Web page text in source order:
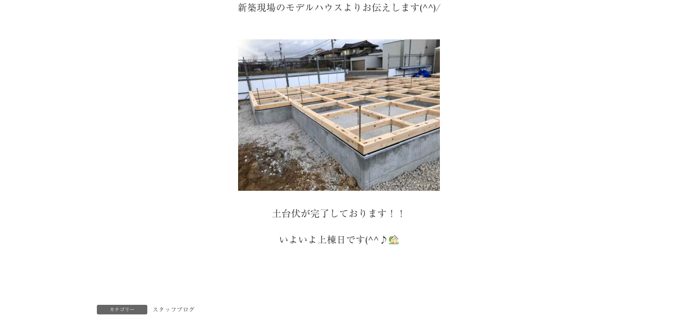
新築現場のモデルハウスよりお伝えします(^^)/
土台伏が完了しております！！
いよいよ上棟日です(^^♪
カテゴリー スタッフブログ